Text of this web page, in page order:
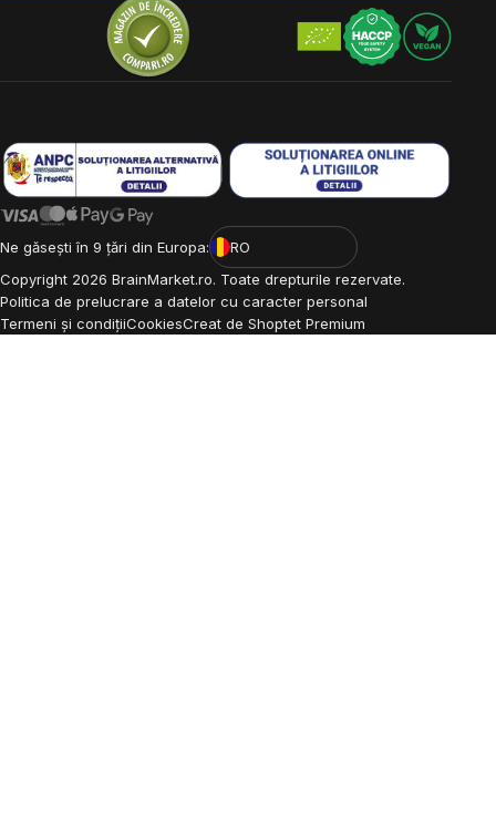
Ne găsești în 9 țări din Europa:
RO
Copyright 2026 BrainMarket.ro. Toate drepturile rezervate.
Politica de prelucrare a datelor cu caracter personal
Termeni și condițiiCookiesCreat de Shoptet Premium